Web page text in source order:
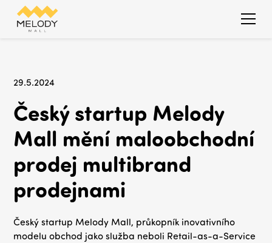
29.5.2024
Český startup Melody
Mall mění maloobchodní
prodej multibrand
prodejnami
Český startup Melody Mall, průkopník inovativního
modelu obchod jako služba neboli Retail-as-a-Service